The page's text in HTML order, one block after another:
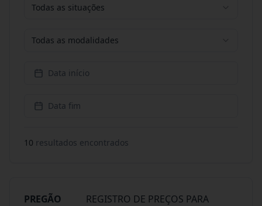
Todas as situações
Todas as modalidades
Data início
Data fim
10 resultados encontrados
PREGÃO
REGISTRO DE PREÇOS PARA